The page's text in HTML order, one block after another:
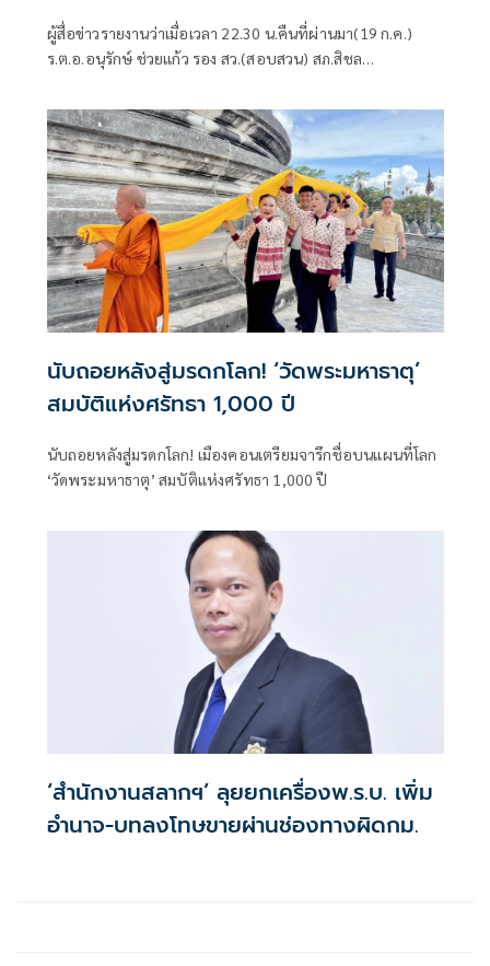
ผู้สื่อข่าวรายงานว่าเมื่อเวลา 22.30 น.คืนที่ผ่านมา(19 ก.ค.)
ร.ต.อ.อนุรักษ์ ช่วยแก้ว รอง สว.(สอบสวน) สภ.สิชล
นับถอยหลังสู่มรดกโลก! ‘วัดพระมหาธาตุ’
สมบัติแห่งศรัทธา 1,000 ปี
นับถอยหลังสู่มรดกโลก! เมืองคอนเตรียมจารึกชื่อบนแผนที่โลก
‘วัดพระมหาธาตุ’ สมบัติแห่งศรัทธา 1,000 ปี
‘สำนักงานสลากฯ’ ลุยยกเครื่องพ.ร.บ. เพิ่ม
อำนาจ-บทลงโทษขายผ่านช่องทางผิดกม.